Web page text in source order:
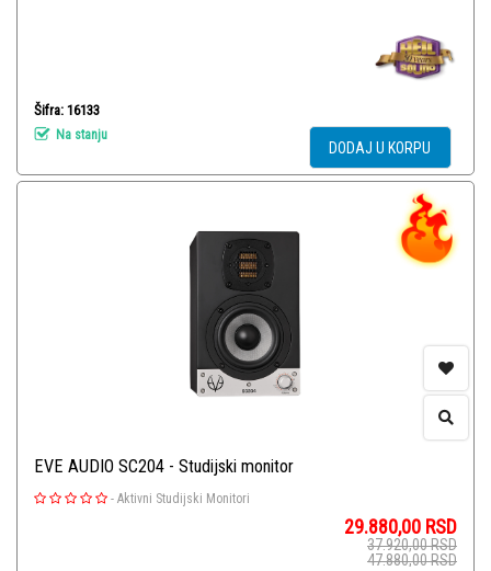
Šifra: 16133
Na stanju
DODAJ U KORPU
EVE AUDIO SC204 - Studijski monitor
- Aktivni Studijski Monitori
29.880,00 RSD
37.920,00RSD
47.880,00RSD